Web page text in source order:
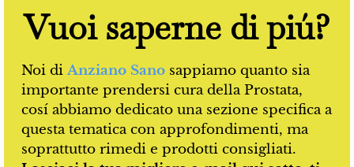
Vuoi saperne di piú?
Noi diAnziano Sano sappiamo quanto sia
importante prendersi cura della Prostata,
cosí abbiamo dedicato una sezione specifica a
questa tematica con approfondimenti, ma
soprattutto rimedi e prodotti consigliati.